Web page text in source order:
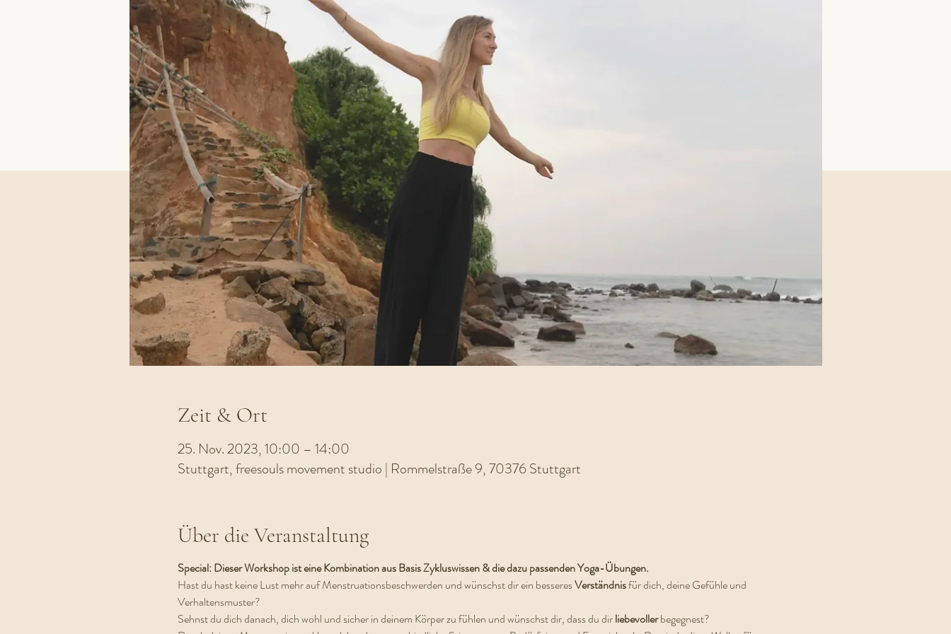
Zeit & Ort
25. Nov. 2023, 10:00 – 14:00
Stuttgart, freesouls movement studio | Rommelstraße 9, 70376 Stuttgart
Über die Veranstaltung
Special: Dieser Workshop ist eine Kombination aus Basis Zykluswissen & die dazu passenden Yoga-Übungen.
Hast du hast keine Lust mehr auf Menstruationsbeschwerden und wünschst dir ein besseres Verständnis für dich, deine Gefühle und
Verhaltensmuster?
Sehnst du dich danach, dich wohl und sicher in deinem Körper zu fühlen und wünschst dir, dass du dir liebevoller begegnest?